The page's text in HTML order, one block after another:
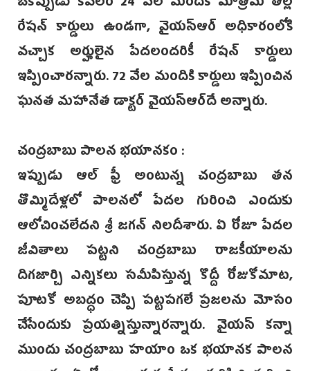
రేషన్ కార్డులు ఉండగా, వై‌యస్ఆర్ అధికారంలోకి
వచ్చాక అర్హులైన పేదలందరికీ రేష‌న్ కార్డులు
ఇప్పించా‌రన్నారు. 72 వేల మందికి కార్డులు ఇప్పించిన
ఘనత మహానేత డాక్టర్ వై‌యస్ఆర్‌దే అన్నారు.
చంద్రబాబు పాలన భయానకం :
ఇప్పుడు ఆల్‌ ఫ్రీ అంటున్న చంద్రబాబు తన
తొమ్మిదేళ్లలో పాలనలో పేదల గురించి ఎందుకు
ఆలోచించలేదని శ్రీ జగన్‌ నిలదీశారు. ఏ రోజూ పేదల
జీవితాలు పట్టని చంద్రబాబు రాజకీయాలను
దిగజార్చి ఎన్నికలు సమీపిస్తున్న కొద్దీ రోజుకోమాట,
పూటకో అబద్ధం చెప్పి పట్టపగలే ప్రజలను మోసం
చేసేందుకు ప్రయత్నిస్తున్నారన్నారు. వైయస్ కన్నా
ముందు చంద్రబాబు హయాం ఒక భయానక పాలన